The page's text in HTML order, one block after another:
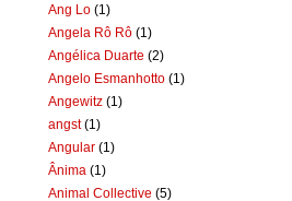
Ang Lo (1)
Angela Rô Rô (1)
Angélica Duarte (2)
Angelo Esmanhotto (1)
Angewitz (1)
angst (1)
Angular (1)
Ânima (1)
Animal Collective (5)